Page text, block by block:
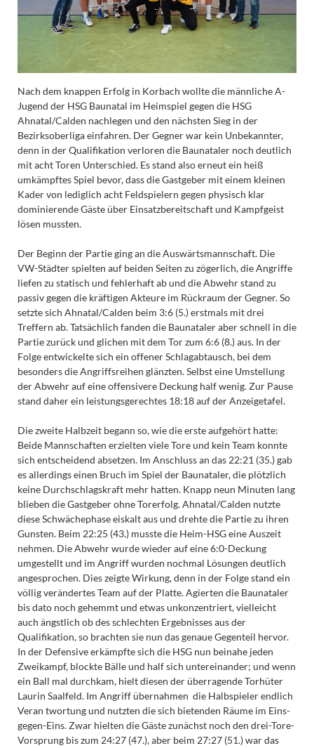
Nach dem knappen Erfolg in Korbach wollte die männliche A-
Jugend der HSG Baunatal im Heimspiel gegen die HSG
Ahnatal/Calden nachlegen und den nächsten Sieg in der
Bezirksoberliga einfahren. Der Gegner war kein Unbekannter,
denn in der Qualifikation verloren die Baunataler noch deutlich
mit acht Toren Unterschied. Es stand also erneut ein heiß
umkämpftes Spiel bevor, dass die Gastgeber mit einem kleinen
Kader von lediglich acht Feldspielern gegen physisch klar
dominierende Gäste über Einsatzbereitschaft und Kampfgeist
lösen mussten.
Der Beginn der Partie ging an die Auswärtsmannschaft. Die
VW-Städter spielten auf beiden Seiten zu zögerlich, die Angriffe
liefen zu statisch und fehlerhaft ab und die Abwehr stand zu
passiv gegen die kräftigen Akteure im Rückraum der Gegner. So
setzte sich Ahnatal/Calden beim 3:6 (5.) erstmals mit drei
Treffern ab. Tatsächlich fanden die Baunataler aber schnell in die
Partie zurück und glichen mit dem Tor zum 6:6 (8.) aus. In der
Folge entwickelte sich ein offener Schlagabtausch, bei dem
besonders die Angriffsreihen glänzten. Selbst eine Umstellung
der Abwehr auf eine offensivere Deckung half wenig. Zur Pause
stand daher ein leistungsgerechtes 18:18 auf der Anzeigetafel.
Die zweite Halbzeit begann so, wie die erste aufgehört hatte:
Beide Mannschaften erzielten viele Tore und kein Team konnte
sich entscheidend absetzen. Im Anschluss an das 22:21 (35.) gab
es allerdings einen Bruch im Spiel der Baunataler, die plötzlich
keine Durchschlagskraft mehr hatten. Knapp neun Minuten lang
blieben die Gastgeber ohne Torerfolg. Ahnatal/Calden nutzte
diese Schwächephase eiskalt aus und drehte die Partie zu ihren
Gunsten. Beim 22:25 (43.) musste die Heim-HSG eine Auszeit
nehmen. Die Abwehr wurde wieder auf eine 6:0-Deckung
umgestellt und im Angriff wurden nochmal Lösungen deutlich
angesprochen. Dies zeigte Wirkung, denn in der Folge stand ein
völlig verändertes Team auf der Platte. Agierten die Baunataler
bis dato noch gehemmt und etwas unkonzentriert, vielleicht
auch ängstlich ob des schlechten Ergebnisses aus der
Qualifikation, so brachten sie nun das genaue Gegenteil hervor.
In der Defensive erkämpfte sich die HSG nun beinahe jeden
Zweikampf, blockte Bälle und half sich untereinander; und wenn
ein Ball mal durchkam, hielt diesen der überragende Torhüter
Laurin Saalfeld. Im Angriff übernahmen die Halbspieler endlich
Veran twortung und nutzten die sich bietenden Räume im Eins-
gegen-Eins. Zwar hielten die Gäste zunächst noch den drei-Tore-
Vorsprung bis zum 24:27 (47.), aber beim 27:27 (51.) war das